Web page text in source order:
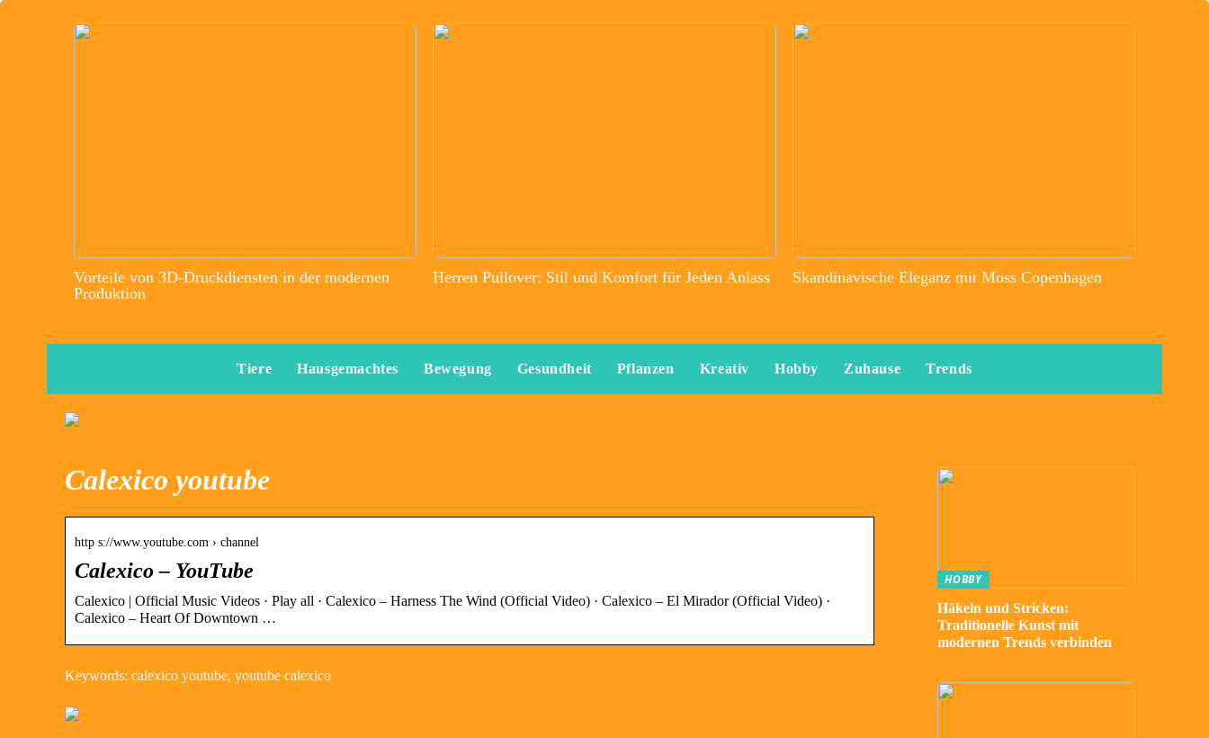
Vorteile von 3D-Druckdiensten in der modernen
Produktion
Herren Pullover: Stil und Komfort für Jeden Anlass Skandinavische Eleganz mit Moss Copenhagen
Tiere Hausgemachtes Bewegung Gesundheit Pflanzen Kreativ Hobby Zuhause Trends
Calexico youtube
http s://www.youtube.com › channel
Calexico – YouTube
Calexico | Official Music Videos · Play all · Calexico – Harness The Wind (Official Video) · Calexico – El Mirador (Official Video) ·
Calexico – Heart Of Downtown …
Keywords: calexico youtube, youtube calexico
HOBBY
Häkeln und Stricken:
Traditionelle Kunst mit
modernen Trends verbinden